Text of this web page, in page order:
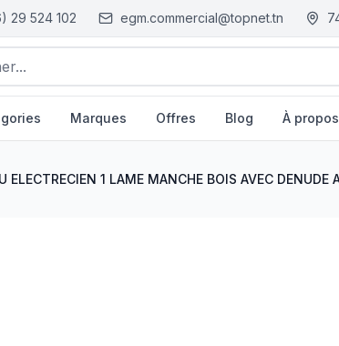
29 524 102 egm.commercial@topnet.tn
Marques Offres Blog À propos
ELECTRECIEN 1 LAME MANCHE BOIS AVEC DENUDE